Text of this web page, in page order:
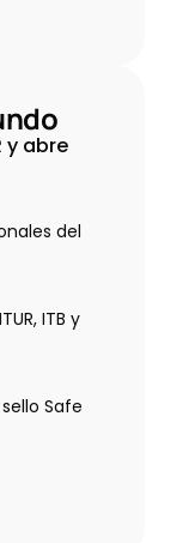
y abre
del
ITB y
Safe